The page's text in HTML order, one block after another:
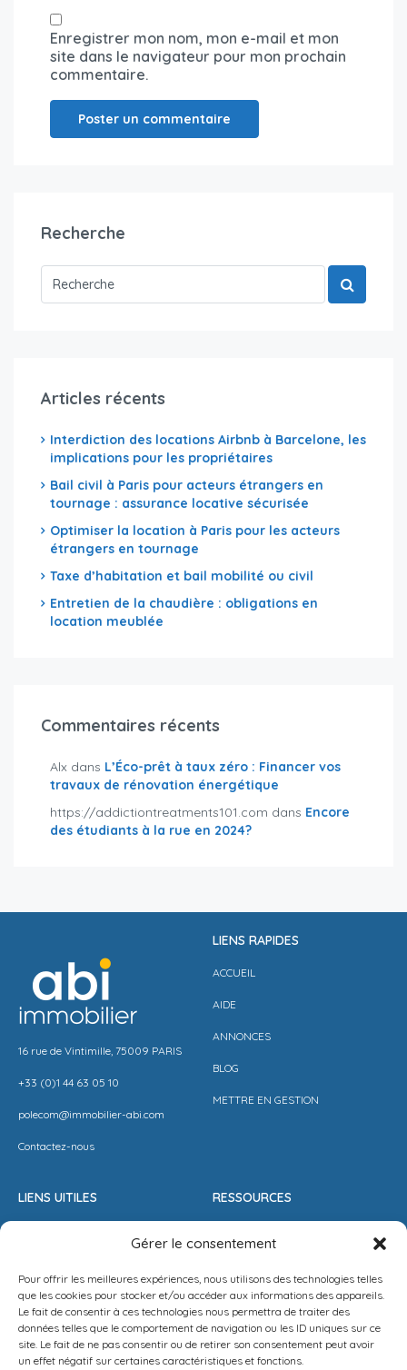
Gérer le consentement
Pour offrir les meilleures expériences, nous utilisons des technologies telles
que les cookies pour stocker et/ou accéder aux informations des appareils.
Le fait de consentir à ces technologies nous permettra de traiter des
données telles que le comportement de navigation ou les ID uniques sur ce
site. Le fait de ne pas consentir ou de retirer son consentement peut avoir
un effet négatif sur certaines caractéristiques et fonctions.
Enregistrer mon nom, mon e-mail et mon
site dans le navigateur pour mon prochain
commentaire.
Recherche
Articles récents
Interdiction des locations Airbnb à Barcelone, les
implications pour les propriétaires
Bail civil à Paris pour acteurs étrangers en
tournage : assurance locative sécurisée
Optimiser la location à Paris pour les acteurs
étrangers en tournage
Taxe d’habitation et bail mobilité ou civil
Entretien de la chaudière : obligations en
location meublée
Commentaires récents
Alx dans L’Éco-prêt à taux zéro : Financer vos
travaux de rénovation énergétique
https://addictiontreatments101.com dans Encore
des étudiants à la rue en 2024?
16 rue de Vintimille, 75009 PARIS
+33 (0)1 44 63 05 10
polecom@immobilier-abi.com
Contactez-nous
LIENS RAPIDES
ACCUEIL
AIDE
ANNONCES
BLOG
METTRE EN GESTION
LIENS UITILES
PROPOSEZ VOTRE APPARTEMENT
METTEZ UN BIEN EN VENTE
RESSOURCES
LA SOLUTION IMMO
MENTIONS LÉGALES
POLITIQUE DE CONFIDENTIALITÉ